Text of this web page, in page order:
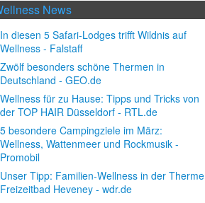
News
In diesen 5 Safari-Lodges trifft Wildnis auf
Wellness - Falstaff
Zwölf besonders schöne Thermen in
Deutschland - GEO.de
Wellness für zu Hause: Tipps und Tricks von
der TOP HAIR Düsseldorf - RTL.de
5 besondere Campingziele im März:
Wellness, Wattenmeer und Rockmusik -
Promobil
Unser Tipp: Familien-Wellness in der Therme
Freizeitbad Heveney - wdr.de